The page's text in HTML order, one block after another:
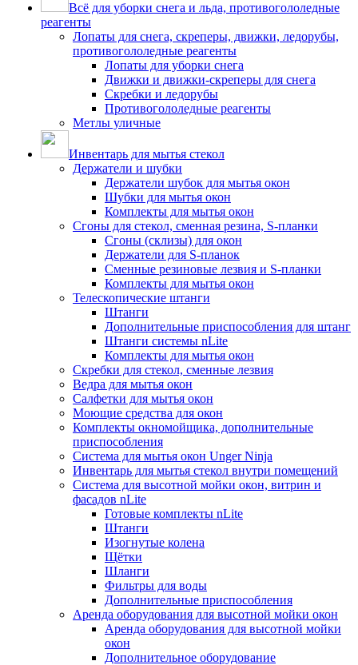
Всё для уборки снега и льда, противогололедные
реагенты
Лопаты для снега, скреперы, движки, ледорубы,
противогололедные реагенты
Лопаты для уборки снега
Движки и движки-скреперы для снега
Скребки и ледорубы
Противогололедные реагенты
Метлы уличные
Инвентарь для мытья стекол
Держатели и шубки
Держатели шубок для мытья окон
Шубки для мытья окон
Комплекты для мытья окон
Сгоны для стекол, сменная резина, S-планки
Сгоны (склизы) для окон
Держатели для S-планок
Сменные резиновые лезвия и S-планки
Комплекты для мытья окон
Телескопические штанги
Штанги
Дополнительные приспособления для штанг
Штанги системы nLite
Комплекты для мытья окон
Скребки для стекол, сменные лезвия
Ведра для мытья окон
Салфетки для мытья окон
Моющие средства для окон
Комплекты окномойщика, дополнительные
приспособления
Система для мытья окон Unger Ninja
Инвентарь для мытья стекол внутри помещений
Система для высотной мойки окон, витрин и
фасадов nLite
Готовые комплекты nLite
Штанги
Изогнутые колена
Щётки
Шланги
Фильтры для воды
Дополнительные приспособления
Аренда оборудования для высотной мойки окон
Аренда оборудования для высотной мойки
окон
Дополнительное оборудование